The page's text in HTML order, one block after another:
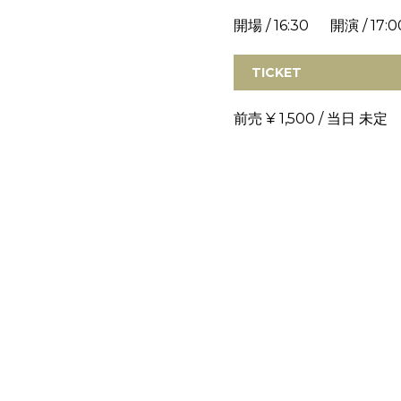
開場 / 16:30 開演 /
TICKET
前売 ¥ 1,500 / 当日 未定